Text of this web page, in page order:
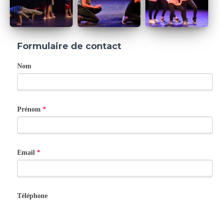
Formulaire de contact
C
t
a
c
Nom
Prénom *
Email *
Téléphone